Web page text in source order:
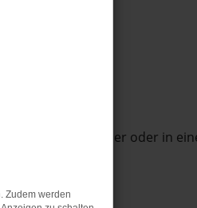
anderen Browser oder in
Zudem werden